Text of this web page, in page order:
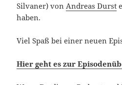
Silvaner) von Andreas Durst
haben.
Viel Spaß bei einer neuen
Hier geht es zur